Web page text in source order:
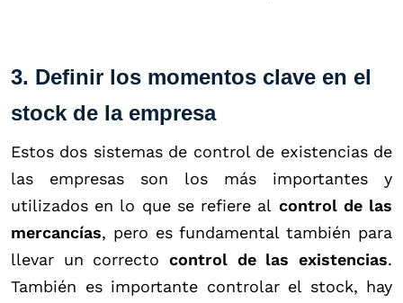
3. Definir los momentos clave en el
stock de la empresa
Estos dos sistemas de control de existencias de
las empresas son los más importantes y
utilizados en lo que se refiere al control de las
mercancías, pero es fundamental también para
llevar un correcto control de las existencias.
También es importante controlar el stock, hay